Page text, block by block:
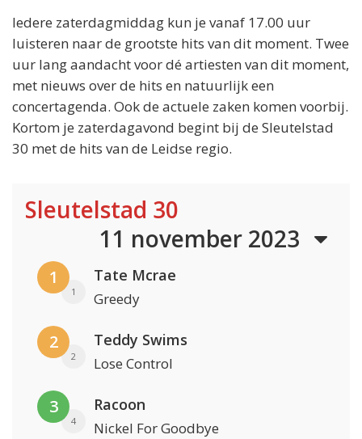
Iedere zaterdagmiddag kun je vanaf 17.00 uur
luisteren naar de grootste hits van dit moment. Twee
uur lang aandacht voor dé artiesten van dit moment,
met nieuws over de hits en natuurlijk een
concertagenda. Ook de actuele zaken komen voorbij.
Kortom je zaterdagavond begint bij de Sleutelstad
30 met de hits van de Leidse regio.
Sleutelstad 30
11 november 2023
1
1
Tate Mcrae
Greedy
2
2
Teddy Swims
Lose Control
3
4
Racoon
Nickel For Goodbye